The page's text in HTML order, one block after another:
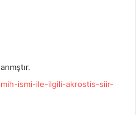
ismi-ile-ilgili-akrostis-siir-